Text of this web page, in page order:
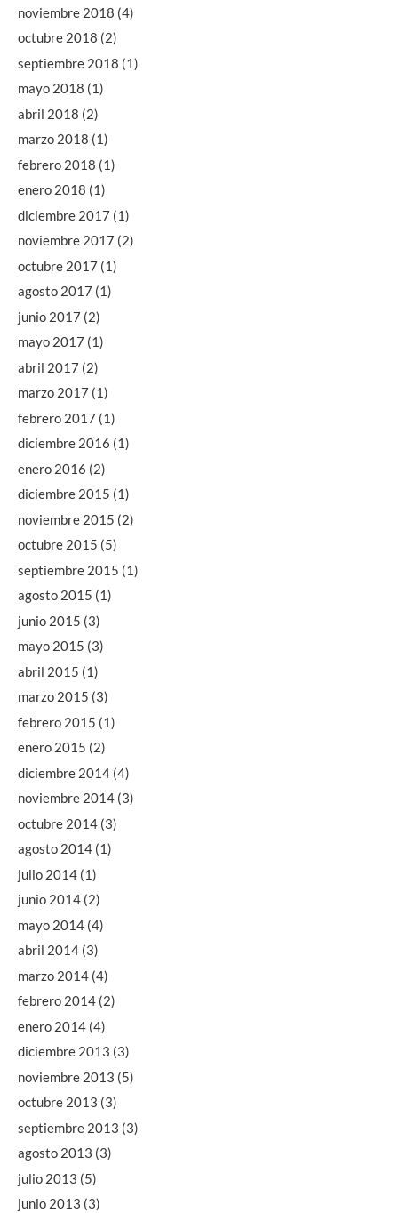
noviembre 2018 (4)
octubre 2018 (2)
septiembre 2018 (1)
mayo 2018 (1)
abril 2018 (2)
marzo 2018 (1)
febrero 2018 (1)
enero 2018 (1)
diciembre 2017 (1)
noviembre 2017 (2)
octubre 2017 (1)
agosto 2017 (1)
junio 2017 (2)
mayo 2017 (1)
abril 2017 (2)
marzo 2017 (1)
febrero 2017 (1)
diciembre 2016 (1)
enero 2016 (2)
diciembre 2015 (1)
noviembre 2015 (2)
octubre 2015 (5)
septiembre 2015 (1)
agosto 2015 (1)
junio 2015 (3)
mayo 2015 (3)
abril 2015 (1)
marzo 2015 (3)
febrero 2015 (1)
enero 2015 (2)
diciembre 2014 (4)
noviembre 2014 (3)
octubre 2014 (3)
agosto 2014 (1)
julio 2014 (1)
junio 2014 (2)
mayo 2014 (4)
abril 2014 (3)
marzo 2014 (4)
febrero 2014 (2)
enero 2014 (4)
diciembre 2013 (3)
noviembre 2013 (5)
octubre 2013 (3)
septiembre 2013 (3)
agosto 2013 (3)
julio 2013 (5)
junio 2013 (3)